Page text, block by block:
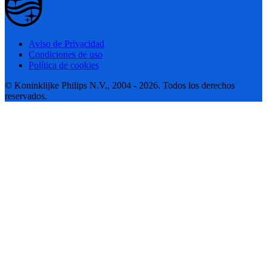
Aviso de Privacidad
Condiciones de uso
Política de cookies
© Koninklijke Philips N.V., 2004 - 2026. Todos los derechos
reservados.